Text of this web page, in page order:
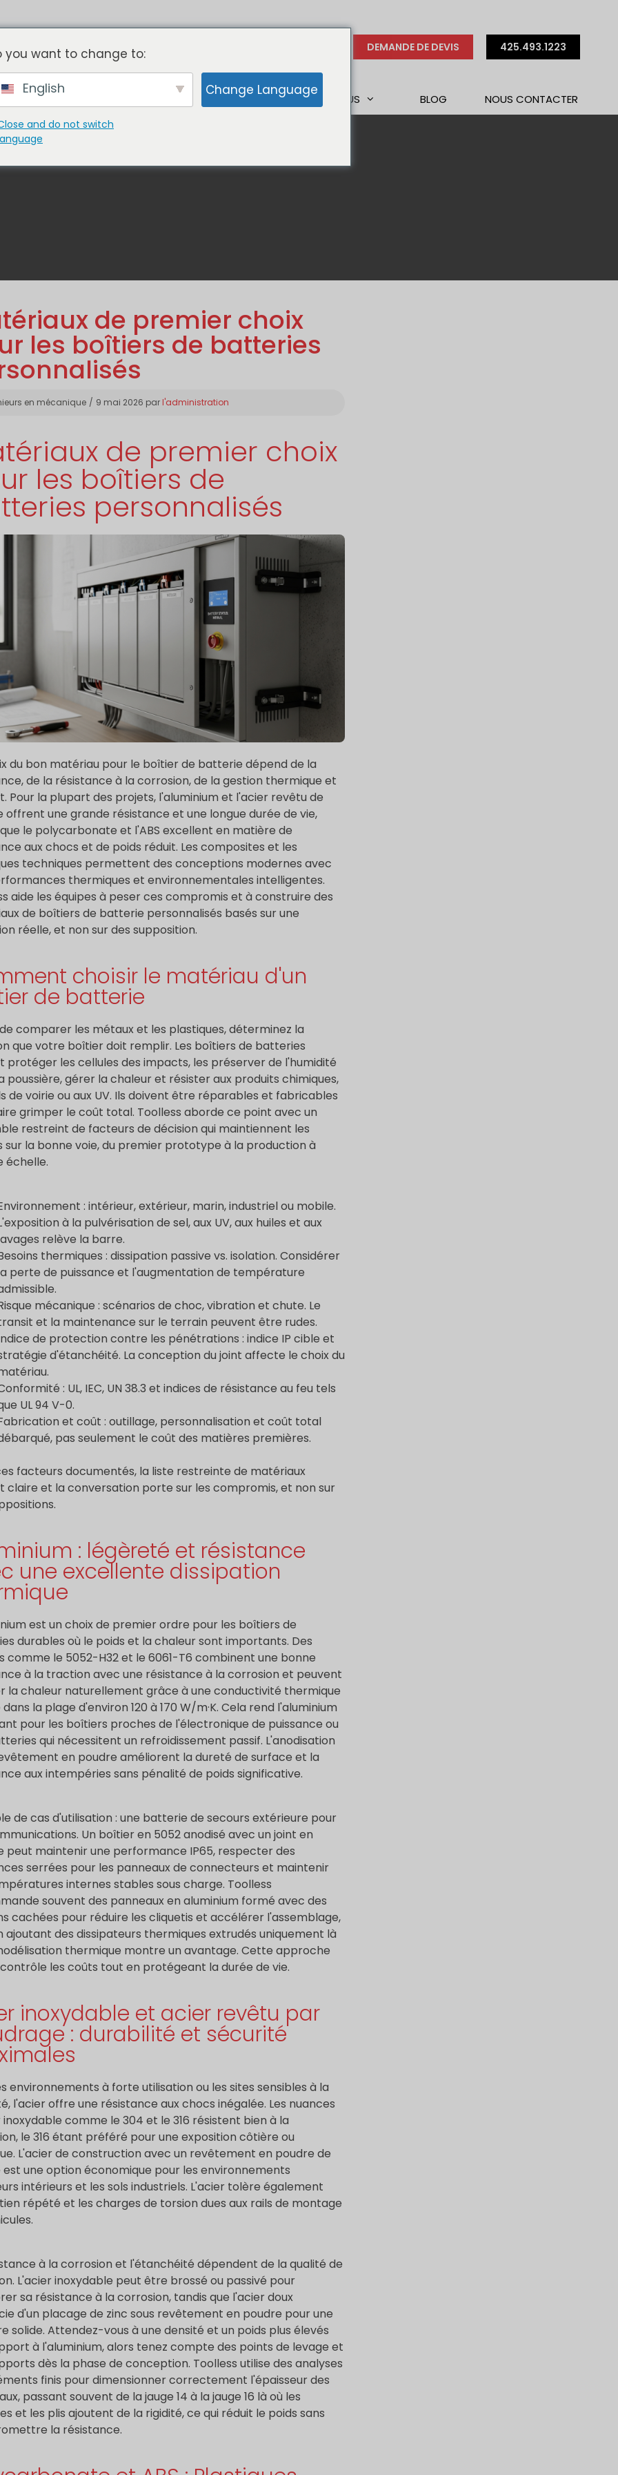
Pas de moules - Pas d'outillage DEMANDE DE DEVIS 425.493.1223
AVEC NOUS À PROPOS DE NOUS BLOG NOUS CONTACTER
de premier choix
les boîtiers de batteries
en mécanique 9 mai 2026 par l'administration
de premier choix
les boîtiers de
personnalisés
du bon matériau pour le boîtier de batterie dépend de la
de la résistance à la corrosion, de la gestion thermique et
Pour la plupart des projets, l'aluminium et l'acier revêtu de
offrent une grande résistance et une longue durée de vie,
le polycarbonate et l'ABS excellent en matière de
aux chocs et de poids réduit. Les composites et les
techniques permettent des conceptions modernes avec
thermiques et environnementales intelligentes.
aide les équipes à peser ces compromis et à construire des
de boîtiers de batterie personnalisés basés sur une
réelle, et non sur des supposition.
choisir le matériau d'un
de batterie
comparer les métaux et les plastiques, déterminez la
que votre boîtier doit remplir. Les boîtiers de batteries
protéger les cellules des impacts, les préserver de l'humidité
poussière, gérer la chaleur et résister aux produits chimiques,
de voirie ou aux UV. Ils doivent être réparables et fabricables
grimper le coût total. Toolless aborde ce point avec un
restreint de facteurs de décision qui maintiennent les
sur la bonne voie, du premier prototype à la production à
échelle.
: intérieur, extérieur, marin, industriel ou mobile.
à la pulvérisation de sel, aux UV, aux huiles et aux
relève la barre.
thermiques : dissipation passive vs. isolation. Considérer
perte de puissance et l'augmentation de température
mécanique : scénarios de choc, vibration et chute. Le
et la maintenance sur le terrain peuvent être rudes.
de protection contre les pénétrations : indice IP cible et
d'étanchéité. La conception du joint affecte le choix du
: UL, IEC, UN 38.3 et indices de résistance au feu tels
UL 94 V-0.
et coût : outillage, personnalisation et coût total
pas seulement le coût des matières premières.
facteurs documentés, la liste restreinte de matériaux
claire et la conversation porte sur les compromis, et non sur
: légèreté et résistance
une excellente dissipation
est un choix de premier ordre pour les boîtiers de
durables où le poids et la chaleur sont importants. Des
comme le 5052-H32 et le 6061-T6 combinent une bonne
à la traction avec une résistance à la corrosion et peuvent
la chaleur naturellement grâce à une conductivité thermique
la plage d'environ 120 à 170 W/m·K. Cela rend l'aluminium
pour les boîtiers proches de l'électronique de puissance ou
qui nécessitent un refroidissement passif. L'anodisation
en poudre améliorent la dureté de surface et la
aux intempéries sans pénalité de poids significative.
de cas d'utilisation : une batterie de secours extérieure pour
Un boîtier en 5052 anodisé avec un joint en
peut maintenir une performance IP65, respecter des
serrées pour les panneaux de connecteurs et maintenir
internes stables sous charge. Toolless
souvent des panneaux en aluminium formé avec des
cachées pour réduire les cliquetis et accélérer l'assemblage,
ajoutant des dissipateurs thermiques extrudés uniquement là
thermique montre un avantage. Cette approche
les coûts tout en protégeant la durée de vie.
inoxydable et acier revêtu par
: durabilité et sécurité
environnements à forte utilisation ou les sites sensibles à la
l'acier offre une résistance aux chocs inégalée. Les nuances
comme le 304 et le 316 résistent bien à la
le 316 étant préféré pour une exposition côtière ou
L'acier de construction avec un revêtement en poudre de
est une option économique pour les environnements
intérieurs et les sols industriels. L'acier tolère également
répété et les charges de torsion dues aux rails de montage
à la corrosion et l'étanchéité dépendent de la qualité de
L'acier inoxydable peut être brossé ou passivé pour
sa résistance à la corrosion, tandis que l'acier doux
d'un placage de zinc sous revêtement en poudre pour une
solide. Attendez-vous à une densité et un poids plus élevés
à l'aluminium, alors tenez compte des points de levage et
dès la phase de conception. Toolless utilise des analyses
finis pour dimensionner correctement l'épaisseur des
passant souvent de la jauge 14 à la jauge 16 là où les
et les plis ajoutent de la rigidité, ce qui réduit le poids sans
la résistance.
you want to change to:
English Change Language
and do not switch